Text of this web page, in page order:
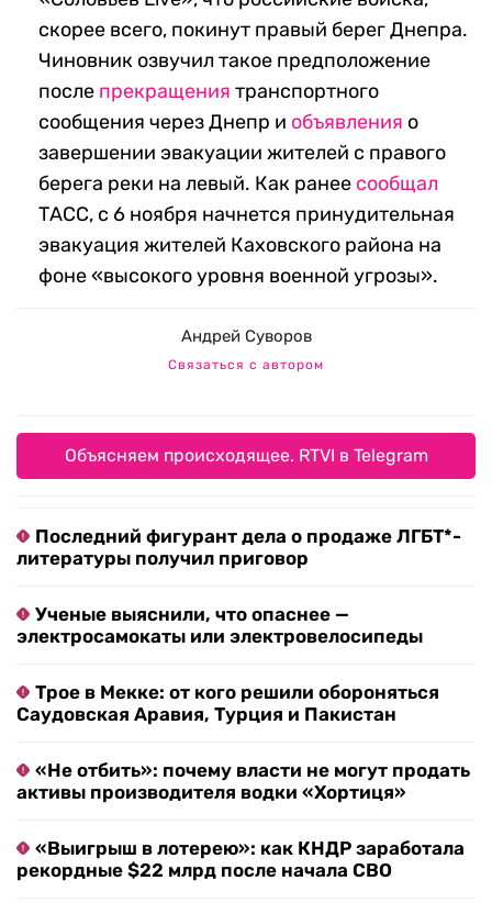
скорее всего, покинут правый берег Днепра.
Чиновник озвучил такое предположение
после прекращения транспортного
сообщения через Днепр и объявления о
завершении эвакуации жителей с правого
берега реки на левый. Как ранее сообщал
ТАСС, с 6 ноября начнется принудительная
эвакуация жителей Каховского района на
фоне «высокого уровня военной угрозы».
Андрей Суворов
Связаться с автором
Объясняем происходящее. RTVI в Telegram
Последний фигурант дела о продаже ЛГБТ*-
литературы получил приговор
Ученые выяснили, что опаснее —
электросамокаты или электровелосипеды
Трое в Мекке: от кого решили обороняться
Саудовская Аравия, Турция и Пакистан
«Не отбить»: почему власти не могут продать
активы производителя водки «Хортиця»
«Выигрыш в лотерею»: как КНДР заработала
рекордные $22 млрд после начала СВО